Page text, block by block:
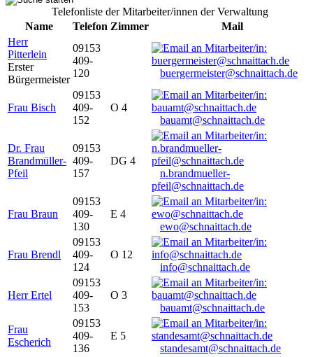
Telefonliste der Mitarbeiter/innen der Verwaltung
Name
Telefon Zimmer
Mail
Herr
Pitterlein
Erster
Bürgermeister
09153
409-
120
buergermeister@schnaittach.de
Frau Bisch
09153
409-
152
O 4
bauamt@schnaittach.de
Dr. Frau
Brandmüller-
Pfeil
09153
409-
157
DG 4
n.brandmueller-
pfeil@schnaittach.de
Frau Braun
09153
409-
130
E 4
ewo@schnaittach.de
Frau Brendl
09153
409-
124
O 12
info@schnaittach.de
Herr Ertel
09153
409-
153
O 3
bauamt@schnaittach.de
Frau
Escherich
09153
409-
136
E 5
standesamt@schnaittach.de